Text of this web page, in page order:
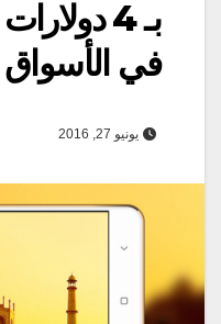
بـ 4
في الأسواق
يونيو 27, 2016